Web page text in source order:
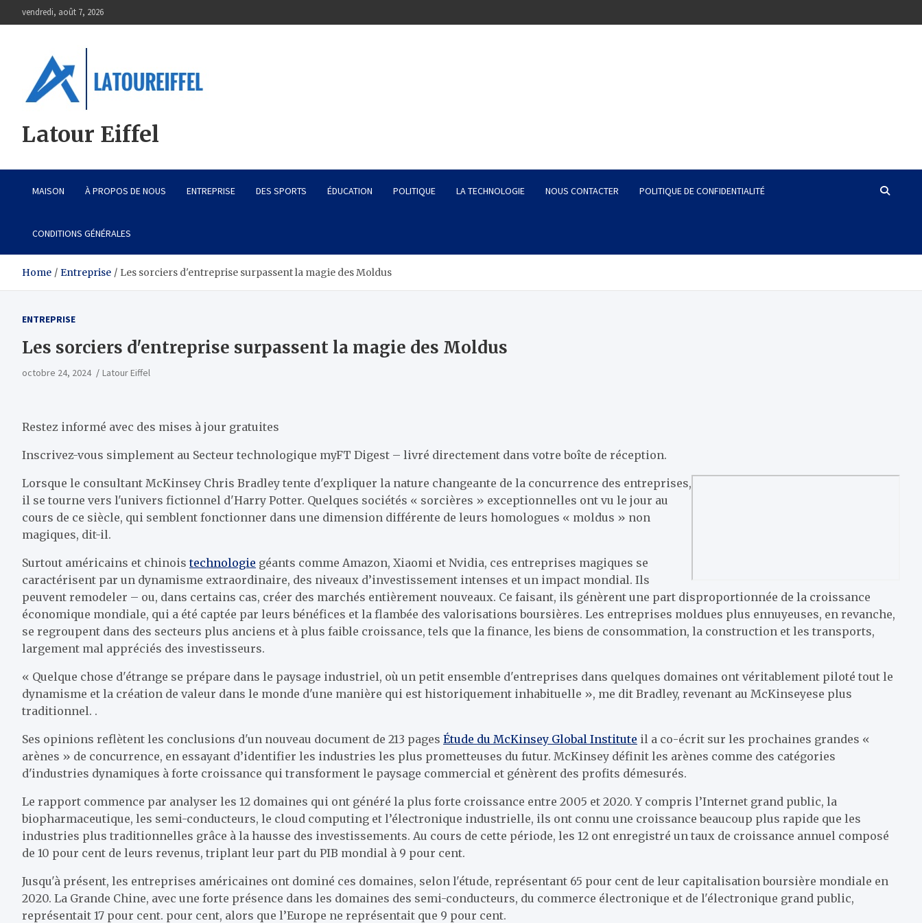
to
vendredi, août 7, 2026
Latour Eiffel
MAISON À PROPOS DE NOUS ENTREPRISE DES SPORTS ÉDUCATION POLITIQUE LA TECHNOLOGIE NOUS CONTACTER POLITIQUE DE CONFIDENTIALITÉ
CONDITIONS GÉNÉRALES
Home Entreprise Les sorciers d'entreprise surpassent la magie des Moldus
ENTREPRISE
Les sorciers d'entreprise surpassent la magie des Moldus
octobre 24, 2024 Latour Eiffel
Restez informé avec des mises à jour gratuites
Inscrivez-vous simplement au Secteur technologique myFT Digest – livré directement dans votre boîte de réception.
Lorsque le consultant McKinsey Chris Bradley tente d'expliquer la nature changeante de la concurrence des entreprises,
il se tourne vers l'univers fictionnel d'Harry Potter. Quelques sociétés « sorcières » exceptionnelles ont vu le jour au
cours de ce siècle, qui semblent fonctionner dans une dimension différente de leurs homologues « moldus » non
magiques, dit-il.
Surtout américains et chinoistechnologie géants comme Amazon, Xiaomi et Nvidia, ces entreprises magiques se
caractérisent par un dynamisme extraordinaire, des niveaux d’investissement intenses et un impact mondial. Ils
peuvent remodeler – ou, dans certains cas, créer des marchés entièrement nouveaux. Ce faisant, ils génèrent une part disproportionnée de la croissance
économique mondiale, qui a été captée par leurs bénéfices et la flambée des valorisations boursières. Les entreprises moldues plus ennuyeuses, en revanche,
se regroupent dans des secteurs plus anciens et à plus faible croissance, tels que la finance, les biens de consommation, la construction et les transports,
largement mal appréciés des investisseurs.
« Quelque chose d'étrange se prépare dans le paysage industriel, où un petit ensemble d'entreprises dans quelques domaines ont véritablement piloté tout le
dynamisme et la création de valeur dans le monde d'une manière qui est historiquement inhabituelle », me dit Bradley, revenant au McKinseyese plus
traditionnel. .
Ses opinions reflètent les conclusions d'un nouveau document de 213 pages Étude du McKinsey Global Institute il a co-écrit sur les prochaines grandes «
arènes » de concurrence, en essayant d’identifier les industries les plus prometteuses du futur. McKinsey définit les arènes comme des catégories
d'industries dynamiques à forte croissance qui transforment le paysage commercial et génèrent des profits démesurés.
Le rapport commence par analyser les 12 domaines qui ont généré la plus forte croissance entre 2005 et 2020. Y compris l’Internet grand public, la
biopharmaceutique, les semi-conducteurs, le cloud computing et l’électronique industrielle, ils ont connu une croissance beaucoup plus rapide que les
industries plus traditionnelles grâce à la hausse des investissements. Au cours de cette période, les 12 ont enregistré un taux de croissance annuel composé
de 10 pour cent de leurs revenus, triplant leur part du PIB mondial à 9 pour cent.
Jusqu'à présent, les entreprises américaines ont dominé ces domaines, selon l'étude, représentant 65 pour cent de leur capitalisation boursière mondiale en
2020. La Grande Chine, avec une forte présence dans les domaines des semi-conducteurs, du commerce électronique et de l'électronique grand public,
représentait 17 pour cent. pour cent, alors que l’Europe ne représentait que 9 pour cent.